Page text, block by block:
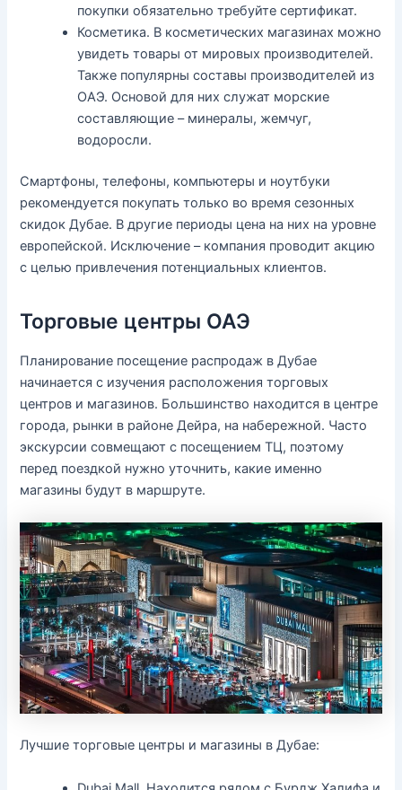
покупки обязательно требуйте сертификат.
Косметика. В косметических магазинах можно
увидеть товары от мировых производителей.
Также популярны составы производителей из
ОАЭ. Основой для них служат морские
составляющие – минералы, жемчуг,
водоросли.
Смартфоны, телефоны, компьютеры и ноутбуки
рекомендуется покупать только во время сезонных
скидок Дубае. В другие периоды цена на них на уровне
европейской. Исключение – компания проводит акцию
с целью привлечения потенциальных клиентов.
Торговые центры ОАЭ
Планирование посещение распродаж в Дубае
начинается с изучения расположения торговых
центров и магазинов. Большинство находится в центре
города, рынки в районе Дейра, на набережной. Часто
экскурсии совмещают с посещением ТЦ, поэтому
перед поездкой нужно уточнить, какие именно
магазины будут в маршруте.
Лучшие торговые центры и магазины в Дубае: